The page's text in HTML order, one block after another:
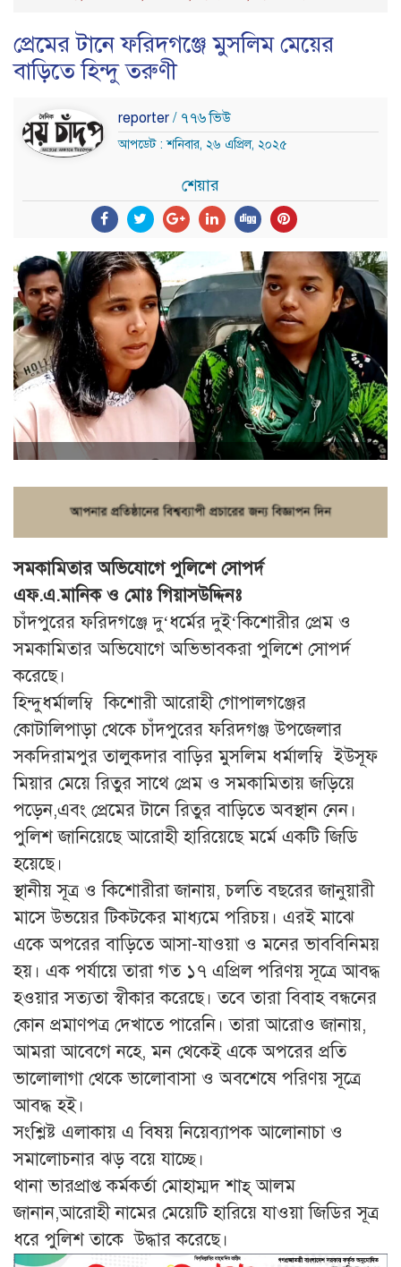
প্রেমের টানে ফরিদগঞ্জে মুসলিম মেয়ের
বাড়িতে হিন্দু তরুণী
reporter / ৭৭৬ ভিউ
আপডেট : শনিবার, ২৬ এপ্রিল, ২০২৫
শেয়ার
সমকামিতার অভিযোগে পুলিশে সোপর্দ
এফ.এ.মানিক ও মোঃ গিয়াসউদ্দিনঃ
চাঁদপুরের ফরিদগঞ্জে দু‘ধর্মের দুই‘কিশোরীর প্রেম ও
সমকামিতার অভিযোগে অভিভাবকরা পুলিশে সোপর্দ
করেছে।
হিন্দুধর্মালম্বি কিশোরী আরোহী গোপালগঞ্জের
কোটালিপাড়া থেকে চাঁদপুরের ফরিদগঞ্জ উপজেলার
সকদিরামপুর তালুকদার বাড়ির মুসলিম ধর্মালম্বি ইউসূফ
মিয়ার মেয়ে রিতুর সাথে প্রেম ও সমকামিতায় জড়িয়ে
পড়েন,এবং প্রেমের টানে রিতুর বাড়িতে অবস্থান নেন।
পুলিশ জানিয়েছে আরোহী হারিয়েছে মর্মে একটি জিডি
হয়েছে।
স্থানীয় সূত্র ও কিশোরীরা জানায়, চলতি বছরের জানুয়ারী
মাসে উভয়ের টিকটকের মাধ্যমে পরিচয়। এরই মাঝে
একে অপরের বাড়িতে আসা-যাওয়া ও মনের ভাববিনিময়
হয়। এক পর্যায়ে তারা গত ১৭ এপ্রিল পরিণয় সূত্রে আবদ্ধ
হওয়ার সত্যতা স্বীকার করেছে। তবে তারা বিবাহ বন্ধনের
কোন প্রমাণপত্র দেখাতে পারেনি। তারা আরোও জানায়,
আমরা আবেগে নহে, মন থেকেই একে অপরের প্রতি
ভালোলাগা থেকে ভালোবাসা ও অবশেষে পরিণয় সূত্রে
আবদ্ধ হই।
সংশ্লিষ্ট এলাকায় এ বিষয় নিয়েব্যাপক আলোনাচা ও
সমালোচনার ঝড় বয়ে যাচ্ছে।
থানা ভারপ্রাপ্ত কর্মকর্তা মোহাম্মদ শাহ্ আলম
জানান,আরোহী নামের মেয়েটি হারিয়ে যাওয়া জিডির সূত্র
ধরে পুলিশ তাকে উদ্ধার করেছে।